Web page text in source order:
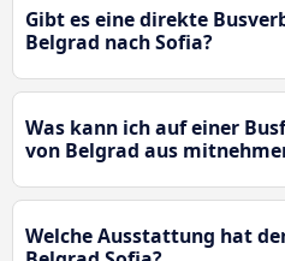
Gibt es eine direkte
Belgrad nach Sofia?
Was kann ich auf einer
von Belgrad aus
Welche Ausstattung hat